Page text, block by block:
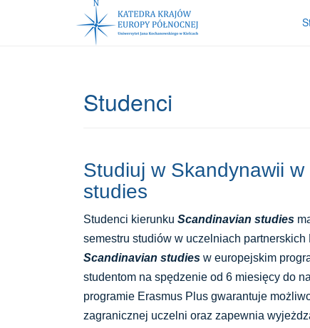
Studenci
Studiuj w Skandynawii
studies
Studenci kierunku Scandinavian studies
semestru studiów w uczelniach partnerskich
Scandinavian studies w europejskim
studentom na spędzenie od 6 miesięcy do
programie Erasmus Plus gwarantuje
zagranicznej uczelni oraz zapewnia